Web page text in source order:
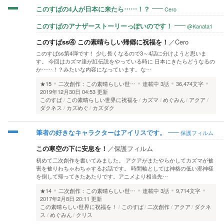
このすばの4人が日本に来たら……！？ Cero
このすばのアナザーストーリーっぽいのです！ @Kanata1
このすばss④ この素晴らしい帰郷に祝福を！ ／Cero
このすばss第4弾です！ 少し長くなるので3～4話に分けようと思いま
す。 今回はカズマ達が紅伝説をやっている時に 日本にきたらどうなるの
か……！？みたいな内容になっています。な…
★15
二次創作：この素晴らしい世… 連載中 3話
36,474文字
2019年12月30日 04:53 更新
このすば
この素晴らしい世界に祝福を カズマ めぐみん
アクア
ダクネス
カズめぐ カズダク
筆者の好きなキャラクターはアイリスです。 保護フィルム
この寒空の下に安息を！ ／保護フィルム
初めて二次創作を書いてみました。 アクアがまたやらかしてカズマが被
害を被りわちゃわちゃするお話です。 時間軸としては神格の低い邪神様
を倒して帰ってきたあたりです。アニメより相当先…
★14
二次創作：この素晴らしい世… 連載中 3話
9,714文字
2017年2月8日 20:11 更新
この素晴らしい世界に祝福を！
このすば 二次創作 アクア
ダクネ
ス
めぐみん クリス